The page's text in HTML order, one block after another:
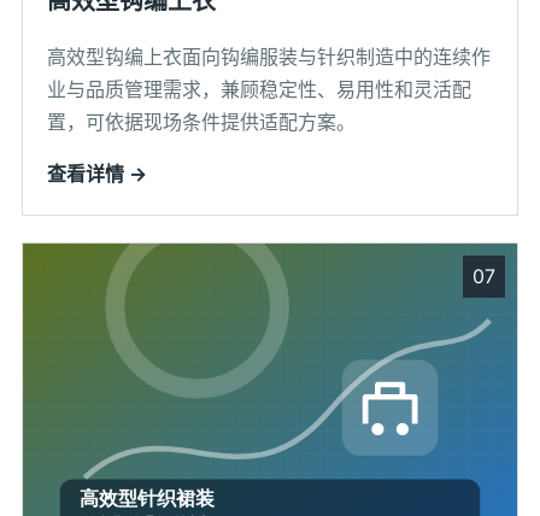
高效型钩编上衣面向钩编服装与针织制造中的连续作
业与品质管理需求，兼顾稳定性、易用性和灵活配
置，可依据现场条件提供适配方案。
查看详情 →
07